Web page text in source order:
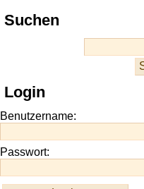
Play
best
site
https://onlineslots.money/
Suchen
Login
Benutzername:
Passwort: